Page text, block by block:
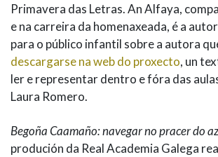
Primavera das Letras. An Alfaya,
e na carreira da homenaxeada, é a
para o público infantil sobre a autora
descargarse na web do proxecto, un
ler e representar dentro e fóra das
Laura Romero.
Begoña Caamaño: navegar no pracer do
produción da Real Academia Galega